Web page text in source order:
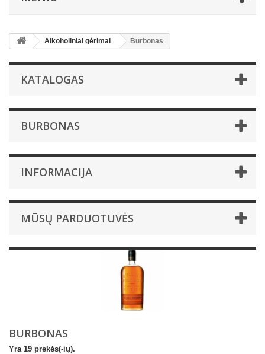
Alkoholiniai gėrimai Burbonas
KATALOGAS
BURBONAS
INFORMACIJA
MŪSŲ PARDUOTUVĖS
BURBONAS
Yra 19 prekės(-ių).